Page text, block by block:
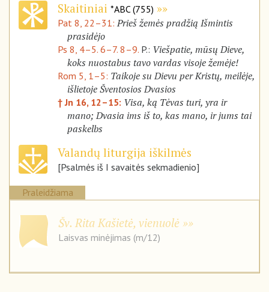
Skaitiniai *ABC (755)
Pat 8, 22–31:Prieš žemės pradžią Išmintis
prasidėjo
Ps 8, 4–5. 6–7. 8–9. P.: Viešpatie, mūsų Dieve,
koks nuostabus tavo vardas visoje žemėje!
Rom 5, 1–5: Taikoje su Dievu per Kristų, meilėje,
išlietoje Šventosios Dvasios
† Jn 16, 12–15: Visa, ką Tėvas turi, yra ir
mano; Dvasia ims iš to, kas mano, ir jums tai
paskelbs
Valandų liturgija iškilmės
[Psalmės iš I savaitės sekmadienio]
Praleidžiama
Šv. Rita Kašietė, vienuolė
Laisvas minėjimas (m/12)